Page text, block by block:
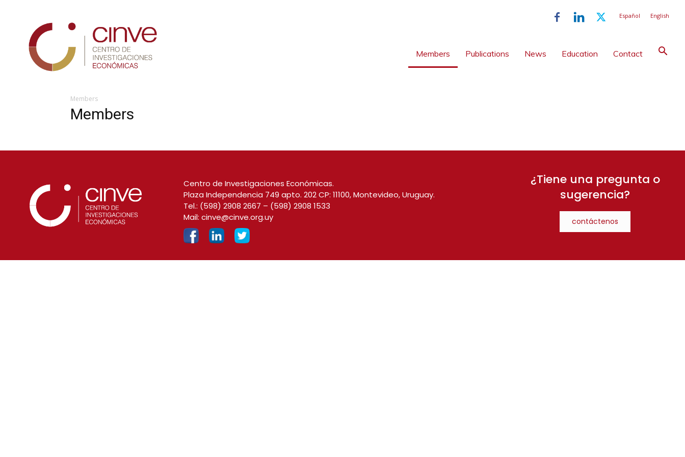
Español English
Members Publications News Education Contact
Members
Members
Centro de Investigaciones Económicas.
Plaza Independencia 749 apto. 202 CP: 11100, Montevideo, Uruguay.
Tel.: (598) 2908 2667 – (598) 2908 1533
Mail: cinve@cinve.org.uy
¿Tiene una pregunta o
sugerencia?
contáctenos